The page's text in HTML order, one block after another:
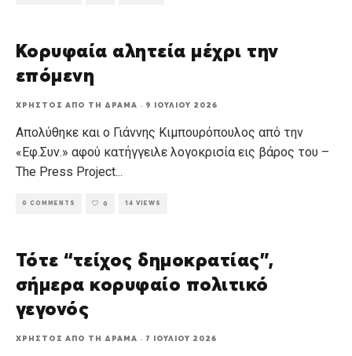
Κορυφαία αλητεία μέχρι την
επόμενη
ΧΡΉΣΤΟΣ ΑΠΌ ΤΗ ΔΡΆΜΑ · 9 ΙΟΥΛΊΟΥ 2026
Απολύθηκε και ο Γιάννης Κιμπουρόπουλος από την
«Εφ.Συν.» αφού κατήγγειλε λογοκρισία εις βάρος του –
The Press Project...
0 COMMENTS 0 14 VIEWS
Τότε “τείχος δημοκρατίας”,
σήμερα κορυφαίο πολιτικό
γεγονός
ΧΡΉΣΤΟΣ ΑΠΌ ΤΗ ΔΡΆΜΑ · 7 ΙΟΥΛΊΟΥ 2026